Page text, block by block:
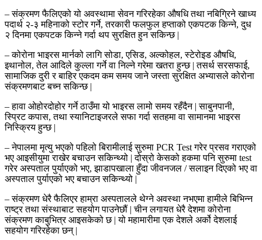
– संक्रमण फैलिएको यो अवस्थामा सेवन गरिरहेका औषधि तथा नबिग्रिने खाध्य
पदार्थ २-३ महिनाको स्टोर गर्ने, तरकारी फलफुल हप्ताको एकपटक किन्ने, दुध
२ दिनमा एकपटक किन्ने गर्दा थप सुरक्षित हुन सकिन्छ |
– कोरोना भाइरस मार्नको लागि सोडा, एसिड, अल्कोहल, स्टेरोइड औषधि,
इथानोल, तेल आदिले कुल्ला गर्ने वा निल्ने गरेमा खतरा हुन्छ | तसर्थ सरसफाई,
सामाजिक दुरी र बाहिर एकदम कम समय जाने जस्ता सुरक्षित अभ्यासले कोरोना
संक्रमणबाट बच्न सकिन्छ |
– हावा ओहोरदोहोर गर्ने ठाउँमा यो भाइरस लामो समय रहँदैन | साबुनपानी,
स्प्रिट कपास, तथा स्यानिटाइजरले सफा गर्दा सतहमा वा सामानमा भाइरस
निस्क्रिय हुन्छ |
– नेपालमा मृत्यु भएको पहिलो बिरामीलाई सुरुमा PCR Test गरेर प्रसव गराएको
भए आइसीयुमा राखेर बचाउन सकिन्थ्यो | दोस्रो केसको हकमा पनि सुरुमा test
गरेर अस्पताल पुर्याएको भए, झाडापखाला हुँदा जीवनजल / सलाइन दिएको भए वा
अस्पताल पुर्याएको भए बचाउन सकिन्थ्यो |
– संक्रमण धेरै फैलिएर हाम्रा अस्पतालले थेग्ने अवस्था नभएमा हामीले बिभिन्न
राष्ट्र तथा संस्थाबाट सहयोग पाउनेछौं | चीन लगायत धेरै देशमा कोरोना
संक्रमण काबुभित्र आइसकेको छ | यो महामारीमा एक देशले अर्को देशलाई
सहयोग गरिरहेका छन् |